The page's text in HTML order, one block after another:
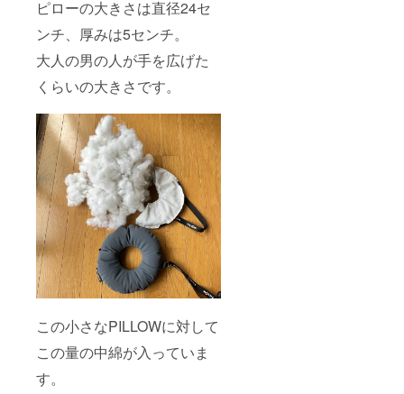
ピローの大きさは直径24セ
ンチ、厚みは5センチ。
大人の男の人が手を広げた
くらいの大きさです。
この小さなPILLOWに対して
この量の中綿が入っていま
す。